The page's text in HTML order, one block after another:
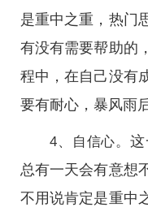
是重中之重，热门
有没有需要帮助的
程中，在自己没有
要有耐心，暴风雨
4、自信心。这
总有一天会有意想
不用说肯定是重中